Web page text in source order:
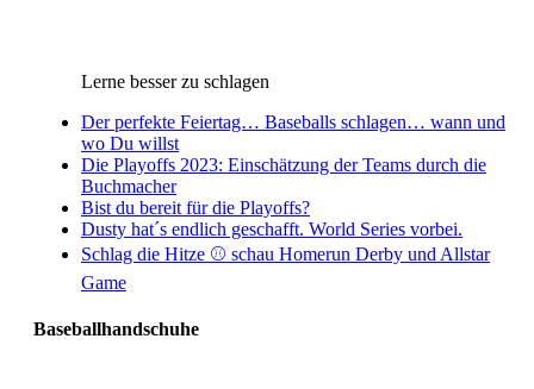
Lerne besser zu schlagen
Der perfekte Feiertag… Baseballs schlagen… wann und
wo Du willst
Die Playoffs 2023: Einschätzung der Teams durch die
Buchmacher
Bist du bereit für die Playoffs?
Dusty hat´s endlich geschafft. World Series vorbei.
Schlag die Hitze ⚾️ schau Homerun Derby und Allstar
Game
Baseballhandschuhe